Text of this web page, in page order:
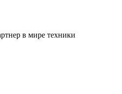
в мире техники